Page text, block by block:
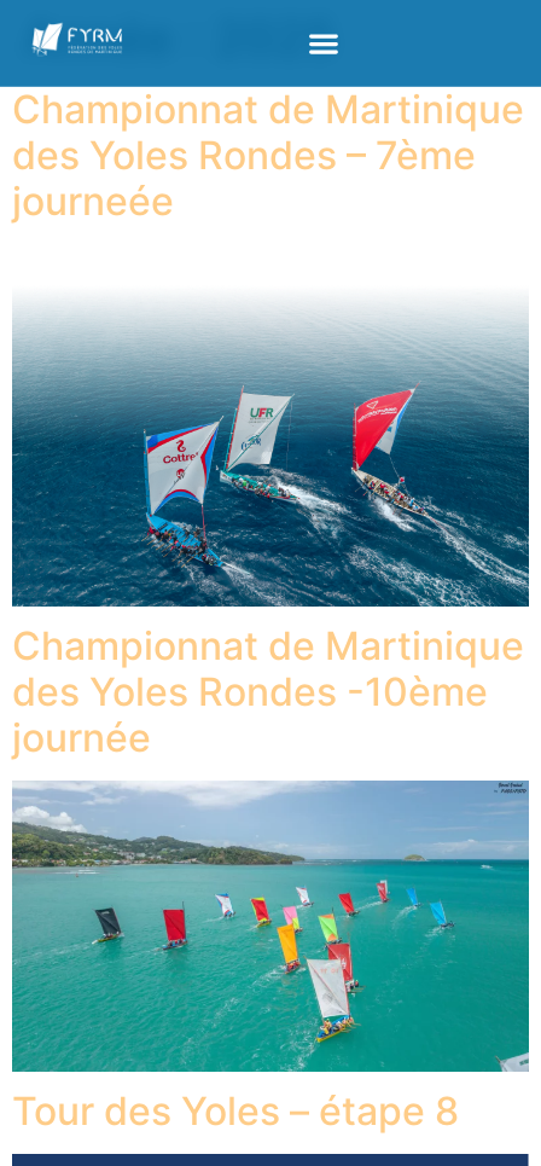
Année : 2025
Championnat de Martinique
des Yoles Rondes – 7ème
journeée
Championnat de Martinique
des Yoles Rondes -10ème
journée
Tour des Yoles – étape 8